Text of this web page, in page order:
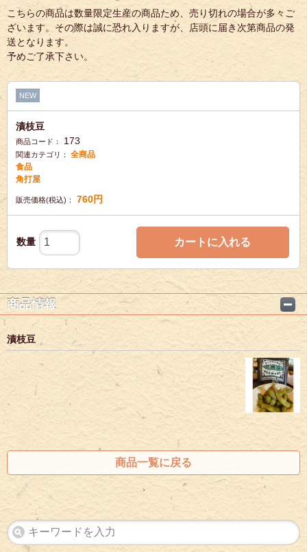
こちらの商品は数量限定生産の商品ため、売り切れの場合が多々ご
ざいます。その際は誠に恐れ入りますが、店頭に届き次第商品の発
送となります。
予めご了承下さい。
NEW
漬枝豆
商品コード： 173
関連カテゴリ：
全商品
食品
角打屋
販売価格(税込)： 760円
数量 カートに入れる
商品情報
漬枝豆
商品一覧に戻る